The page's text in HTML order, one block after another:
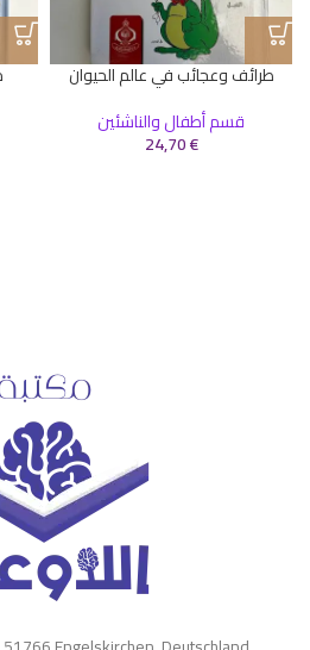
طرائف وعجائب في عالم الحيوان
قسم أطفال والناشئين
24,70€